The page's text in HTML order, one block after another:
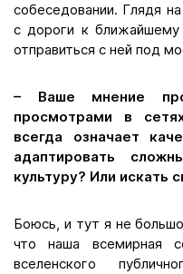
собеседовании. Глядя
с дороги к ближайшему
отправиться с ней под
– Ваше мнение
просмотрами в
всегда означает
адаптировать
культуру? Или искать
Боюсь, и тут я не
что наша всемирная
вселенского